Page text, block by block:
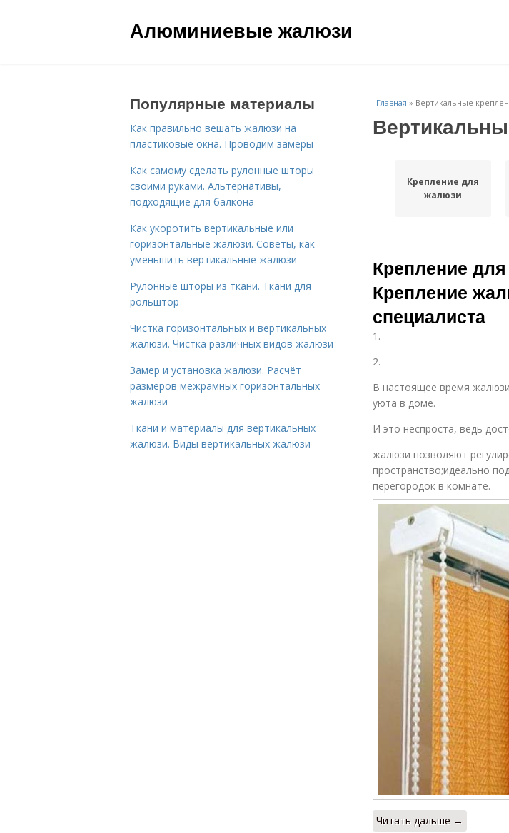
Алюминиевые жалюзи
Главная » Вертикальные
Крепление для
жалюзи
Крепление
Крепление
специалиста
1.
2.
В настоящее время
уюта в доме.
И это неспроста, ведь
жалюзи позволяют
пространство;идеально
перегородок в комнате.
Читать дальше →
Популярные материалы
Как правильно вешать жалюзи на
пластиковые окна. Проводим замеры
Как самому сделать рулонные шторы
своими руками. Альтернативы,
подходящие для балкона
Как укоротить вертикальные или
горизонтальные жалюзи. Советы, как
уменьшить вертикальные жалюзи
Рулонные шторы из ткани. Ткани для
рольштор
Чистка горизонтальных и вертикальных
жалюзи. Чистка различных видов жалюзи
Замер и установка жалюзи. Расчёт
размеров межрамных горизонтальных
жалюзи
Ткани и материалы для вертикальных
жалюзи. Виды вертикальных жалюзи